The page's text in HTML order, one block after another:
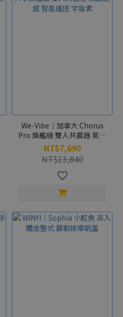
We-Vibe｜加拿大 Chorus
Pro 旗艦級 雙人共震器 氣囊
握感 智能遙控 宇宙紫
NT$7,690
NT$13,840